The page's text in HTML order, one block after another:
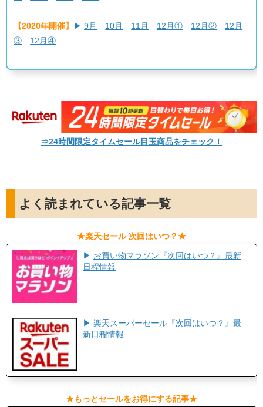
【2020年開催】 ▶9月 10月 11月 12月① 12月②
12月
③
12月④
⇒24時間限定タイムセール目玉商品をチェック！
よく読まれている記事一覧
​★楽天セール 次回はいつ？★​
▶ お買い物マラソン『次回はいつ？』最新
日程情報
▶ 楽天スーパーセール『次回はいつ？』最
新日程情報
​★もっとセールをお得にする記事★​